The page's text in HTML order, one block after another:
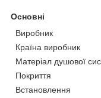
Основні
Виробник
Країна виробник
Матеріал душової
Покриття
Встановлення